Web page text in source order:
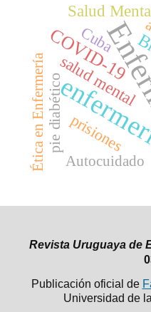
COVID-19
Salud
salud mental
pie diabéticoprisiones
Cuba
Ética en Enfermería Autocuidado
Revista Uruguaya de
Publicación oficial de
Universidad de